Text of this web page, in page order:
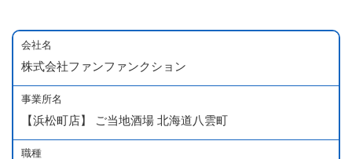
会社名
株式会社ファンファンクション
事業所名
【浜松町店】 ご当地酒場 北海道八雲町
職種